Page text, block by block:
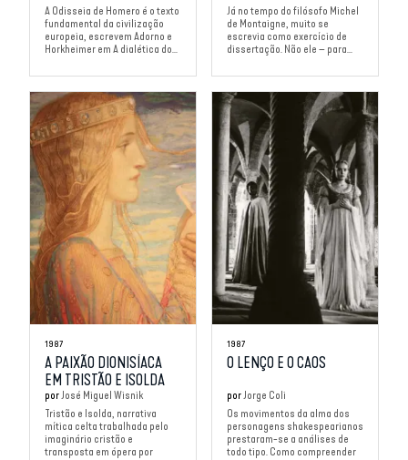
A Odisseia de Homero é o texto
fundamental da civilização
europeia, escrevem Adorno e
Horkheimer em A dialética do...
Já no tempo do filósofo Michel
de Montaigne, muito se
escrevia como exercício de
dissertação. Não ele – para...
1987
A PAIXÃO DIONISÍACA
EM TRISTÃO E ISOLDA
porJosé Miguel Wisnik
Tristão e Isolda, narrativa
mítica celta trabalhada pelo
imaginário cristão e
transposta em ópera por
1987
O LENÇO E O CAOS
porJorge Coli
Os movimentos da alma dos
personagens shakespearianos
prestaram-se a análises de
todo tipo. Como compreender